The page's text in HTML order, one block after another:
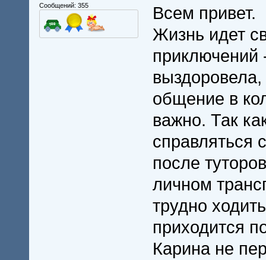
Сообщений: 355
Всем привет.
Жизнь идет
приключений
общение в
важно. Так
справляться
после
личном
трудно
приходится
Карина не